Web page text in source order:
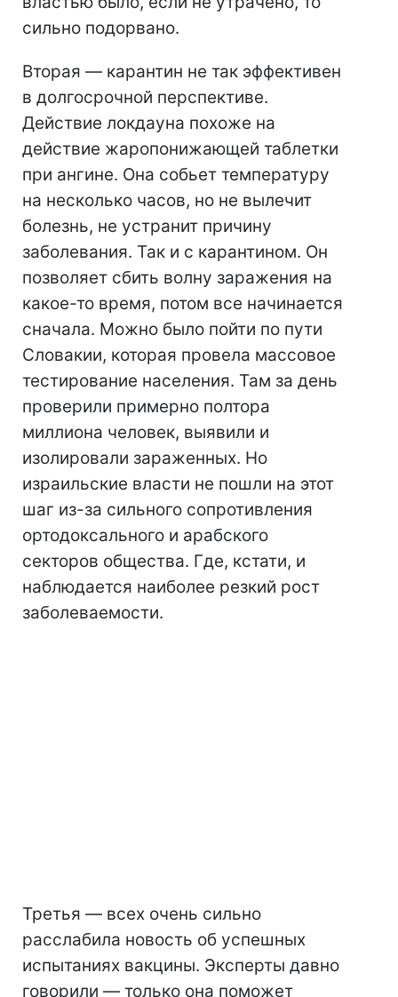
сильно подорвано.
Вторая — карантин не так эффективен
в долгосрочной перспективе.
Действие локдауна похоже на
действие жаропонижающей таблетки
при ангине. Она собьет температуру
на несколько часов, но не вылечит
болезнь, не устранит причину
заболевания. Так и с карантином. Он
позволяет сбить волну заражения на
какое-то время, потом все начинается
сначала. Можно было пойти по пути
Словакии, которая провела массовое
тестирование населения. Там за день
проверили примерно полтора
миллиона человек, выявили и
изолировали зараженных. Но
израильские власти не пошли на этот
шаг из-за сильного сопротивления
ортодоксального и арабского
секторов общества. Где, кстати, и
наблюдается наиболее резкий рост
заболеваемости.
Третья — всех очень сильно
расслабила новость об успешных
испытаниях вакцины. Эксперты давно
говорили — только она поможет